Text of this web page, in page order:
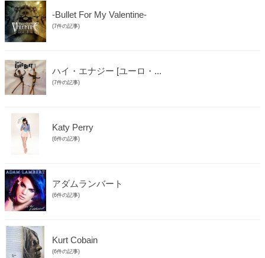
‐Bullet For My Valentine‐
(7件の記事)
ハイ・エナジー [ユーロ・...
(7件の記事)
Katy Perry
(6件の記事)
アダムランバート
(6件の記事)
Kurt Cobain
(6件の記事)